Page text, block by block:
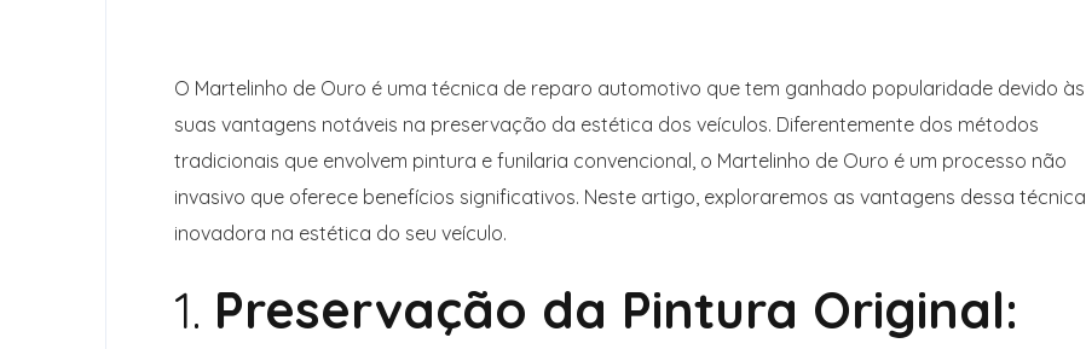
O Martelinho de Ouro é uma técnica de reparo automotivo que tem ganhado popularidade devido às
suas vantagens notáveis na preservação da estética dos veículos. Diferentemente dos métodos
tradicionais que envolvem pintura e funilaria convencional, o Martelinho de Ouro é um processo não
invasivo que oferece benefícios significativos. Neste artigo, exploraremos as vantagens dessa técnica
inovadora na estética do seu veículo.
1. Preservação da Pintura Original: